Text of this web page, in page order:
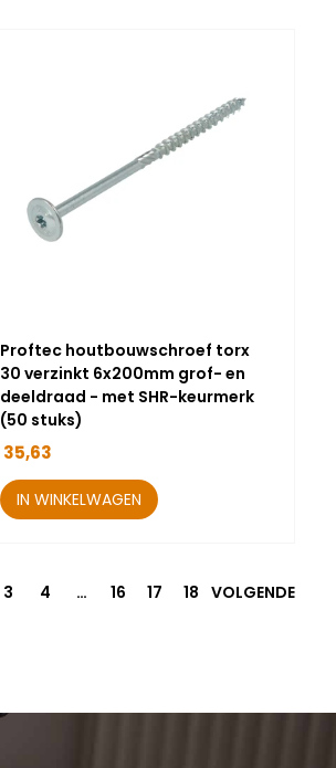
Proftec houtbouwschroef torx
30 verzinkt 6x200mm grof- en
deeldraad - met SHR-keurmerk
(50 stuks)
35,63
IN WINKELWAGEN
3 4 … 16 17 18 VOLGENDE